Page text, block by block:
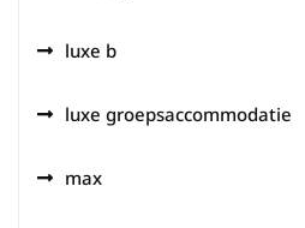
luxe b
luxe groepsaccommodatie
max